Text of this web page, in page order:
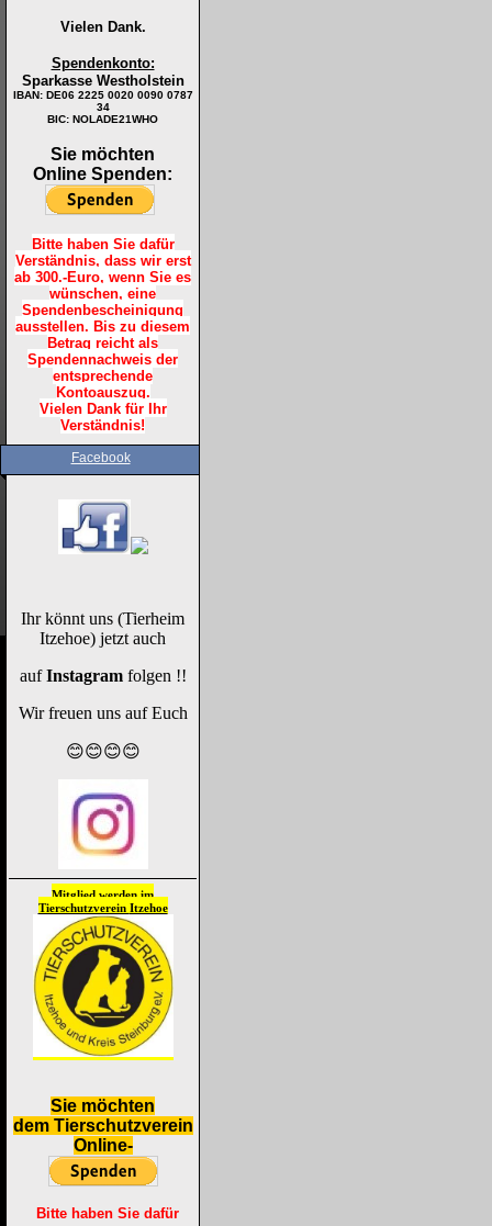
Vielen Dank.
Spendenkonto:
Sparkasse Westholstein
IBAN: DE06 2225 0020 0090 0787
34
BIC: NOLADE21WHO
Sie möchten
Online Spenden:
Bitte haben Sie dafür
Verständnis, dass wir erst
ab 300.-Euro, wenn Sie es
wünschen, eine
Spendenbescheinigung
ausstellen. Bis zu diesem
Betrag reicht als
Spendennachweis der
entsprechende
Kontoauszug.
Vielen Dank für Ihr
Verständnis!
Facebook
Ihr könnt uns (Tierheim
Itzehoe) jetzt auch
aufInstagramfolgen !!
Wir freuen uns auf Euch
😊😊😊😊
Mitglied werden im
Tierschutzverein Itzehoe
Sie möchten
dem Tierschutzverein
Online-
Bitte haben Sie dafür